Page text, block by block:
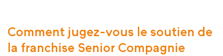
Comment jugez-vous le soutien de
la franchise Senior Compagnie